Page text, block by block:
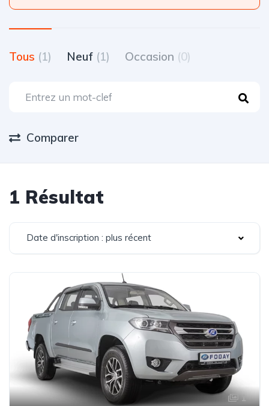
Tous (1) Neuf (1) Occasion (0)
Comparer
1 Résultat
Date d'inscription : plus récent
1